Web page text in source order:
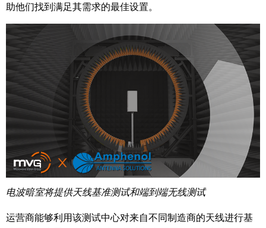
助他们找到满足其需求的最佳设置。
电波暗室将提供天线基准测试和端到端无线测试
运营商能够利用该测试中心对来自不同制造商的天线进行基